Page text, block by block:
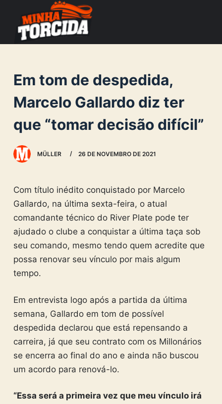
c
o
n
e
Em tom de despedida,
Marcelo Gallardo diz ter
que “tomar decisão difícil”
MÜLLER 26 DE NOVEMBRO DE 2021
Com título inédito conquistado por Marcelo
Gallardo, na última sexta-feira, o atual
comandante técnico do River Plate pode ter
ajudado o clube a conquistar a última taça sob
seu comando, mesmo tendo quem acredite que
possa renovar seu vínculo por mais algum
tempo.
Em entrevista logo após a partida da última
semana, Gallardo em tom de possível
despedida declarou que está repensando a
carreira, já que seu contrato com os Millonários
se encerra ao final do ano e ainda não buscou
um acordo para renová-lo.
“Essa será a primeira vez que meu vínculo irá